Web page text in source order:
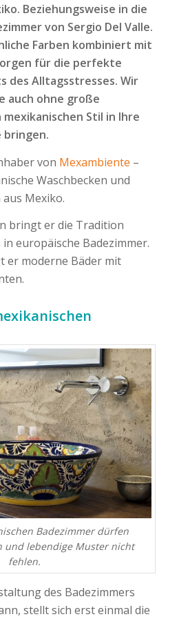
Beziehungsweise in die
von Sergio Del Valle.
Farben kombiniert mit
für die perfekte
des Alltagsstresses. Wir
auch ohne große
Stil in Ihre
bringen.
von Mexambiente –
Waschbecken und
Mexiko.
bringt er die Tradition
europäische Badezimmer.
er moderne Bäder mit
Badezimmer dürfen
und lebendige Muster nicht
fehlen.
des Badezimmers
stellt sich erst einmal die